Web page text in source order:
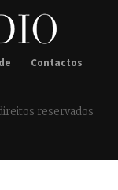
Contactos
reservados